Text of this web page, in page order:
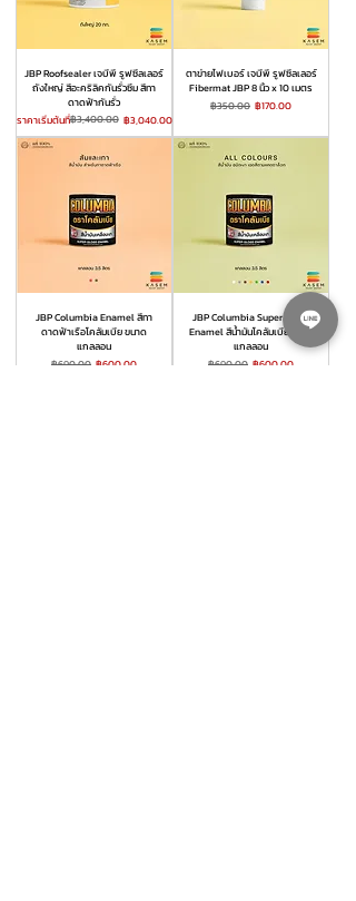
JBP Roofsealer เจบีพี รูฟซีลเลอร์
ถังใหญ่ สีอะคริลิคกันรั่วซึม สีทา
ดาดฟ้ากันรั่ว
ราคาเริ่มต้นที่
ราคาปกติ ฿3,400.00 ฿3,040.00
ราคาขายลด
ตาข่ายไฟเบอร์ เจบีพี รูฟซีลเลอร์
Fibermat JBP 8 นิ้ว x 10 เมตร
ราคาปกติ
฿350.00 ราคาขายลด
฿170.00
JBP Columbia Enamel สีทา
ดาดฟ้าเรือโคลัมเบีย ขนาด
แกลลอน
ราคาปกติ
฿690.00 ราคาขายลด
฿600.00
JBP Columbia Super Gloss
Enamel สีน้ำมันโคลัมเบีย ขนาด
แกลลอน
ราคาปกติ
฿690.00 ราคาขายลด
฿600.00